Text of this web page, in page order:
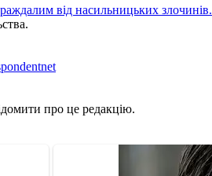
від насильницьких злочинів.
про це редакцію.